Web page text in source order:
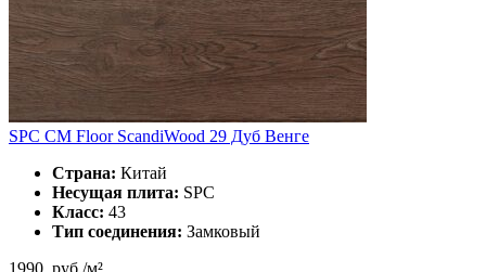
SPC CM Floor ScandiWood 29 Дуб Венге
Страна: Китай
Несущая плита: SPC
Класс: 43
Тип соединения: Замковый
1990 руб./м²